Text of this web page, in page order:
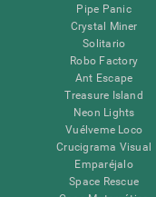
Pipe Panic
Crystal Miner
Solitario
Robo Factory
Ant Escape
Treasure Island
Neon Lights
Vuélveme Loco
Crucigrama Visual
Emparéjalo
Space Rescue